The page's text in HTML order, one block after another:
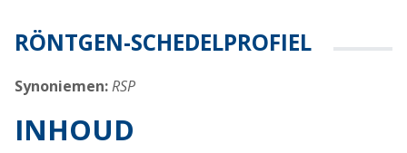
RÖNTGEN-SCHEDELPROFIEL
Synoniemen:RSP
INHOUD